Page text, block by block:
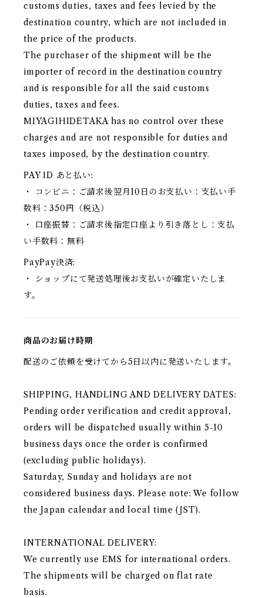
customs duties, taxes and fees levied by the
destination country, which are not included in
the price of the products.
The purchaser of the shipment will be the
importer of record in the destination country
and is responsible for all the said customs
duties, taxes and fees.
MIYAGIHIDETAKA has no control over these
charges and are not responsible for duties and
taxes imposed, by the destination country.
PAY ID あと払い:
・ コンビニ：ご請求後翌月10日のお支払い：支払い手
数料：350円（税込）
・ 口座振替：ご請求後指定口座より引き落とし：支払
い手数料：無料
PayPay決済:
・ ショップにて発送処理後お支払いが確定いたしま
す。
商品のお届け時期
配送のご依頼を受けてから5日以内に発送いたします。
SHIPPING, HANDLING AND DELIVERY DATES:
Pending order verification and credit approval,
orders will be dispatched usually within 5-10
business days once the order is confirmed
(excluding public holidays).
Saturday, Sunday and holidays are not
considered business days. Please note: We follow
the Japan calendar and local time (JST).
INTERNATIONAL DELIVERY:
We currently use EMS for international orders.
The shipments will be charged on flat rate
basis.